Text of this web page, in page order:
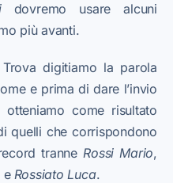
dovremo usare alcuni
più avanti.
digitiamo la parola
e prima di dare l’invio
otteniamo come risultato
quelli che corrispondono
tranneRossi Mario,
e Rossiato Luca.